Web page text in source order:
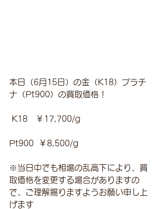
本日（6月15日）の金（K18）プラチ
ナ（Pt900）の買取価格！
K18　￥17,700/g
Pt900  ￥8,500/g
※当日中でも相場の乱高下により、買
取価格を変更する場合がありますの
で、ご理解賜りますようお願い申し上
げます